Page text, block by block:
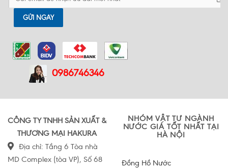
GỬI NGAY
0986746346
CÔNG TY TNHH SẢN XUẤT &
THƯƠNG MẠI HAKURA
Địa chỉ: Tầng 6 Tòa nhà
MD Complex (tòa VP), Số 68
NHÓM VẬT TƯ NGÀNH
NƯỚC GIÁ TỐT NHẤT TẠI
HÀ NỘI
Đồng Hồ Nước